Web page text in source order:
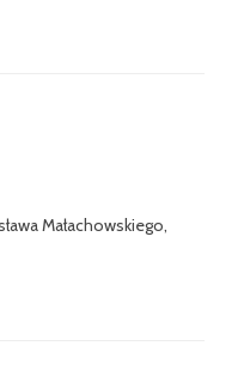
Małachowskiego,